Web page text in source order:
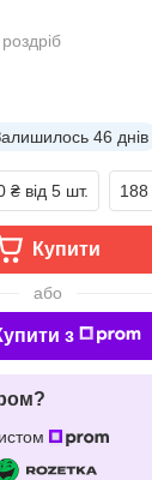
46 днів
₴ від 5 шт. 188
Купити
або
з